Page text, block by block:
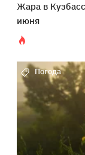
Жара в
июня
Погода